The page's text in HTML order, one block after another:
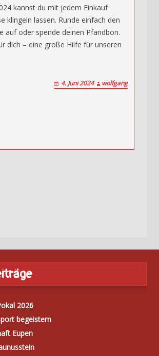
kannst du mit jedem Einkauf
klingeln lassen. Runde einfach den
auf oder spende deinen Pfandbon.
dich – eine große Hilfe für unseren
4. Juni 2024 wolfgang
2026
begeistern
Eupen